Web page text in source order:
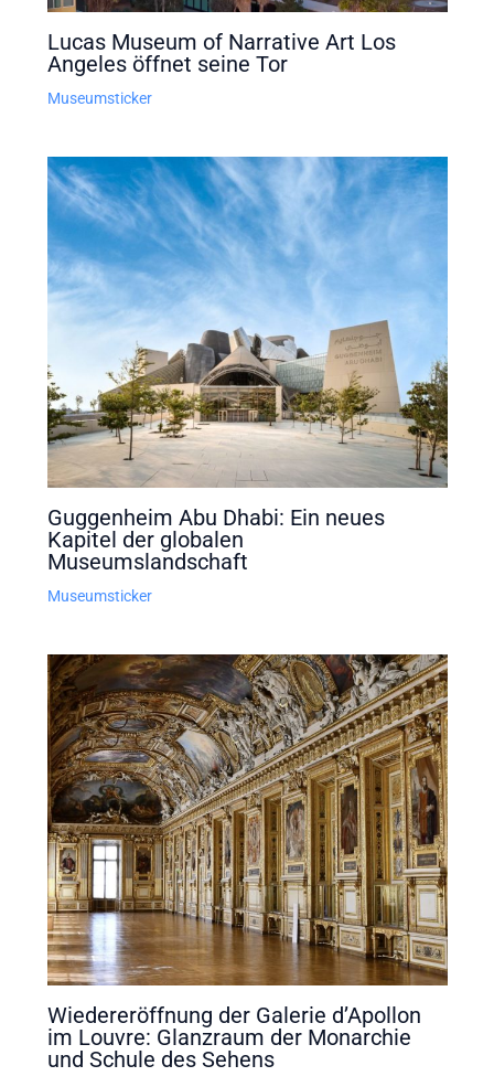
Lucas Museum of Narrative Art Los
Angeles öffnet seine Tor
Museumsticker
Guggenheim Abu Dhabi: Ein neues
Kapitel der globalen
Museumslandschaft
Museumsticker
Wiedereröffnung der Galerie d’Apollon
im Louvre: Glanzraum der Monarchie
und Schule des Sehens